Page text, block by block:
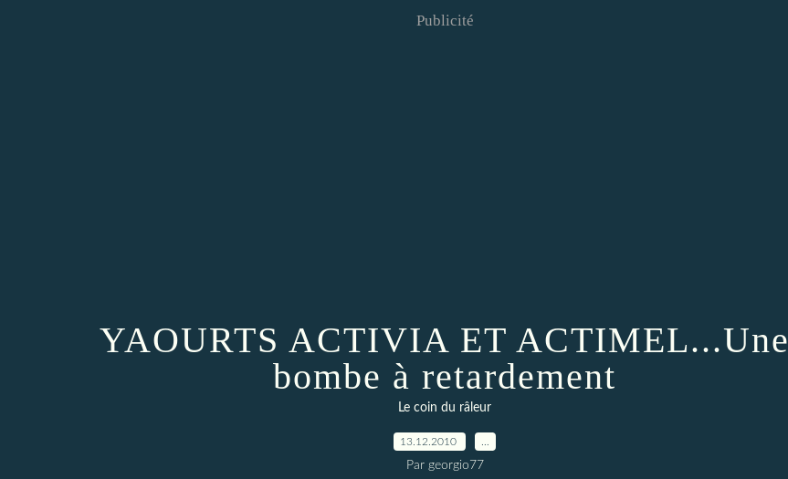
Publicité
YAOURTS ACTIVIA ET ACTIMEL...Une
bombe à retardement
Le coin du râleur
13.12.2010
Par georgio77